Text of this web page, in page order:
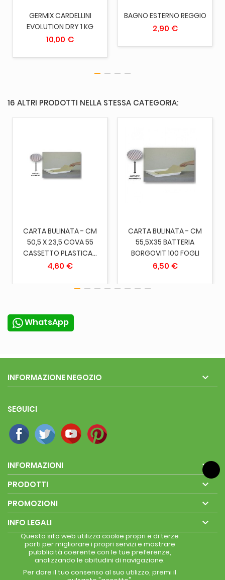
GERMIX CARDELLINI
EVOLUTION DRY 1 KG
10,00 €
BAGNO ESTERNO REGGIO
2,90 €
16 ALTRI PRODOTTI NELLA STESSA CATEGORIA:
CARTA BULINATA - CM
50,5 X 23,5 COVA 55
CASSETTO PLASTICA...
4,60 €
CARTA BULINATA - CM
55,5X35 BATTERIA
BORGOVIT 100 FOGLI
6,50 €
WhatsApp
INFORMAZIONE NEGOZIO 
SEGUICI
INFORMAZIONI 
PRODOTTI 
PROMOZIONI 
INFO LEGALI 
Questo sito web utilizza cookie propri e di terze
parti per migliorare i propri servizi e mostrare
pubblicità coerente con le tue preferenze,
analizzando le abitudini di navigazione.
Per dare il tuo consenso al suo utilizzo, premi il